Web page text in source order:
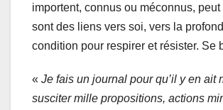
importent, connus ou méconnus,
sont des liens vers soi, vers la
condition pour respirer et résister. Se
« Je fais un journal pour qu’il y en ait
susciter mille propositions, actions